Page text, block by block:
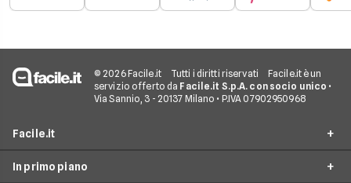
© 2026 Facile.it Tutti i diritti riservati
Facile.it è un
servizio offerto da Facile.it S.p.A. con socio unico •
Via Sannio, 3 - 20137 Milano • P.IVA 07902950968
Facile.it
Assicurazioni
In primo piano